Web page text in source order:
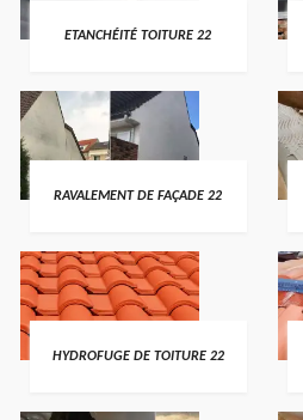
ETANCHÉITÉ TOITURE 22
RAVALEMENT DE FAÇADE 22
HYDROFUGE DE TOITURE 22